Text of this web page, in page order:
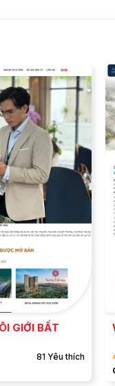
GIỚI BẤT
81 Yêu thích